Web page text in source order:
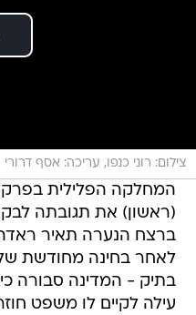
צילום: רוני כנפו, עריכה: אסף דרורי
המחלקה הפלילית
(ראשון) את תגובתה
ברצח הנערה תאיר ראדה
לאחר בחינה מחודשת של
בתיק - המדינה סבורה
עילה לקיים לו משפט